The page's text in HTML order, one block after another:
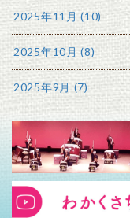
2025年11月 (10)
2025年10月 (8)
2025年9月 (7)